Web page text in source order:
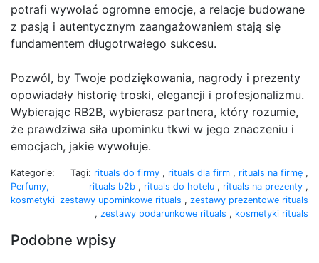
potrafi wywołać ogromne emocje, a relacje budowane
z pasją i autentycznym zaangażowaniem stają się
fundamentem długotrwałego sukcesu.
Pozwól, by Twoje podziękowania, nagrody i prezenty
opowiadały historię troski, elegancji i profesjonalizmu.
Wybierając RB2B, wybierasz partnera, który rozumie,
że prawdziwa siła upominku tkwi w jego znaczeniu i
emocjach, jakie wywołuje.
Kategorie:
Perfumy,
kosmetyki
Tagi: rituals do firmy , rituals dla firm , rituals na firmę ,
rituals b2b , rituals do hotelu , rituals na prezenty ,
zestawy upominkowe rituals , zestawy prezentowe rituals
, zestawy podarunkowe rituals , kosmetyki rituals
Podobne wpisy